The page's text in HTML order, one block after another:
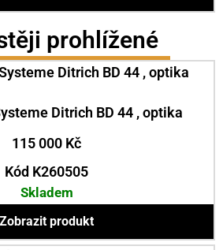
prohlížené
Ditrich BD 44 , optika
115 000 Kč
Kód K260505
Skladem
Zobrazit produkt